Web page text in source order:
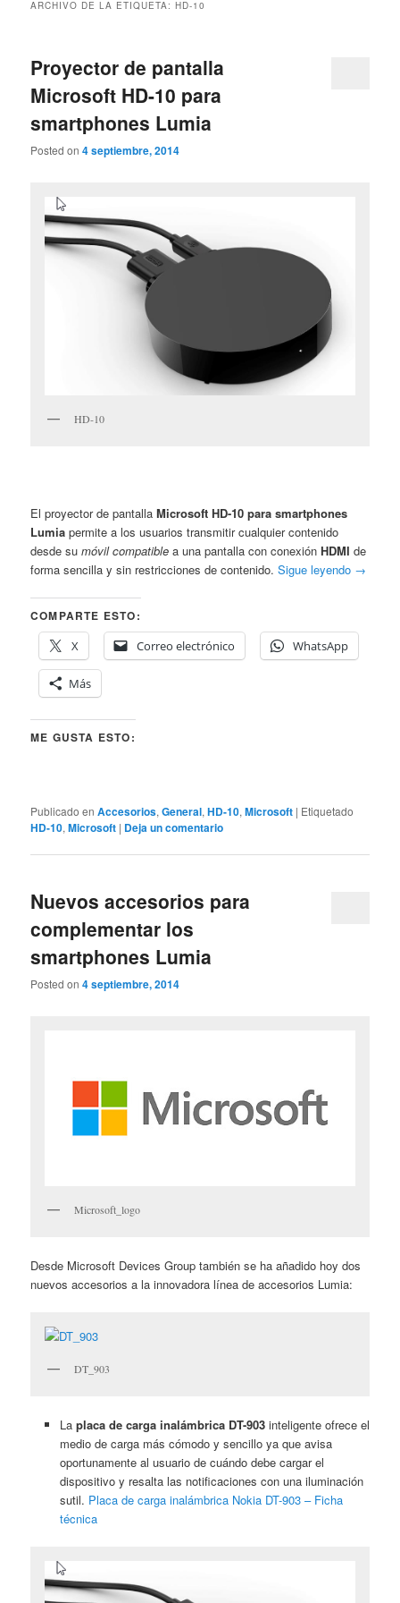
ARCHIVO DE LA ETIQUETA:HD-10
Proyector de pantalla
Microsoft HD-10 para
smartphones Lumia
Posted on4 septiembre, 2014
HD-10
El proyector de pantallaMicrosoft HD-10 para smartphones
Lumiapermite a los usuarios transmitir cualquier contenido
desde sumóvil compatiblea una pantalla con conexiónHDMI de
forma sencilla y sin restricciones de contenido.Sigue leyendo →
COMPARTE ESTO:
X
Correo electrónico WhatsApp
Más
ME GUSTA ESTO:
Publicado en Accesorios,General,HD-10,Microsoft | Etiquetado
HD-10,Microsoft | Deja un comentario
Nuevos accesorios para
complementar los
smartphones Lumia
Posted on4 septiembre, 2014
Microsoft_logo
Desde Microsoft Devices Group también se ha añadido hoy dos
nuevos accesorios a la innovadora línea de accesorios Lumia:
DT_903
La placa de carga inalámbrica DT-903inteligente ofrece el
medio de carga más cómodo y sencillo ya que avisa
oportunamente al usuario de cuándo debe cargar el
dispositivo y resalta las notificaciones con una iluminación
sutil. Placa de carga inalámbrica Nokia DT-903 – Ficha
técnica